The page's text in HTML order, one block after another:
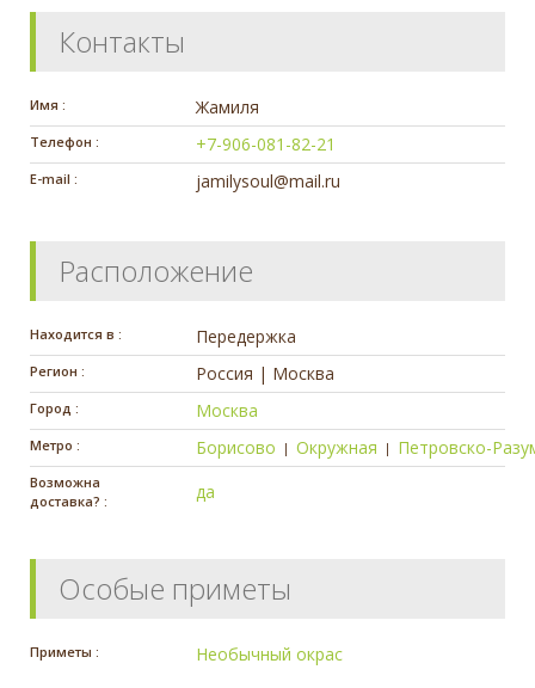
Контакты
Имя : Жамиля
Телефон : +7-906-081-82-21
E-mail : jamilysoul@mail.ru
Расположение
Находится в : Передержка
Регион : Россия | Москва
Город : Москва
Метро : Борисово | Окружная | Петровско-
Возможна
доставка? :
да
Особые приметы
Приметы : Необычный окрас